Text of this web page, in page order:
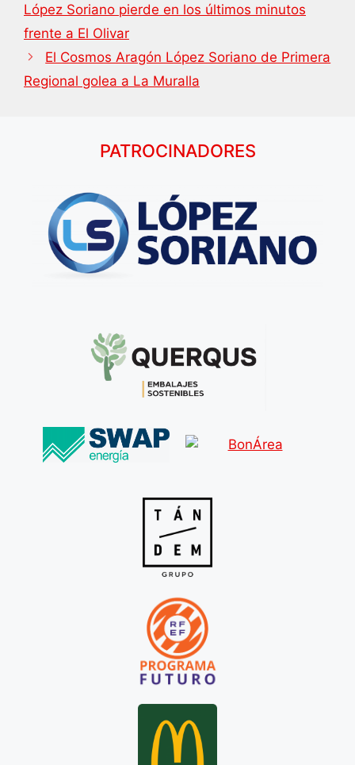
López Soriano pierde en los últimos minutos
frente a El Olivar
El Cosmos Aragón López Soriano de Primera
Regional golea a La Muralla
PATROCINADORES